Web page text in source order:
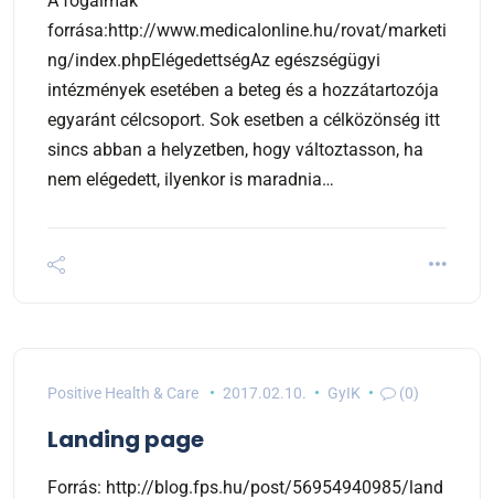
forrása:http://www.medicalonline.hu/rovat/marketi
ng/index.phpElégedettségAz egészségügyi
intézmények esetében a beteg és a hozzátartozója
egyaránt célcsoport. Sok esetben a célközönség itt
sincs abban a helyzetben, hogy változtasson, ha
nem elégedett, ilyenkor is maradnia…
Positive Health & Care 2017.02.10. GyIK (0)
Landing page
Forrás: http://blog.fps.hu/post/56954940985/land